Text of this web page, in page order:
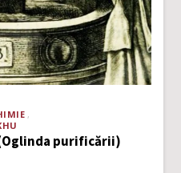
purificării)